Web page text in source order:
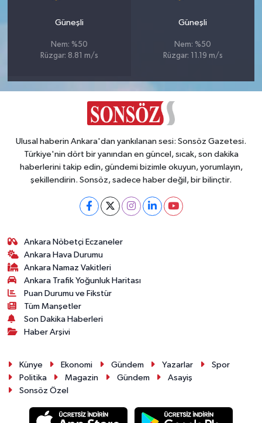
Güneşli
Nem: %50
Rüzgar: 8.81 m/s
Güneşli
Nem: %50
Rüzgar: 11.19 m/s
Ulusal haberin Ankara'dan yankılanan sesi: Sonsöz Gazetesi.
Türkiye'nin dört bir yanından en güncel, sıcak, son dakika
haberlerini takip edin, gündemi bizimle okuyun, yorumlayın,
şekillendirin. Sonsöz, sadece haber değil, bir bilinçtir.
Ankara Nöbetçi Eczaneler
Ankara Hava Durumu
Ankara Namaz Vakitleri
Ankara Trafik Yoğunluk Haritası
Puan Durumu ve Fikstür
Tüm Manşetler
Son Dakika Haberleri
Haber Arşivi
Künye Ekonomi Gündem Yazarlar
Spor
Politika
Magazin Gündem
Asayiş
Sonsöz Özel